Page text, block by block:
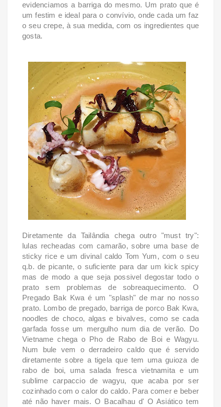
evidenciamos a barriga do mesmo. Um prato que é
um festim e ideal para o convívio, onde cada um faz
o seu crepe, à sua medida, com os ingredientes que
gosta.
Diretamente da Tailândia chega outro "must try":
lulas recheadas com camarão, sobre uma base de
sticky rice e um divinal caldo Tom Yum, com o seu
q.b. de picante, o suficiente para dar um kick spicy
mas de modo a que seja possivel degostar todo o
prato sem problemas de sobreaquecimento. O
Pregado Bak Kwa é um "splash" de mar no nosso
prato. Lombo de pregado, barriga de porco Bak Kwa,
noodles de choco, algas e bivalves, como se cada
garfada fosse um mergulho num dia de verão. Do
Vietname chega o Pho de Rabo de Boi e Wagyu.
Num bule vem o derradeiro caldo que é servido
diretamente sobre a tigela que tem uma guioza de
rabo de boi, uma salada fresca vietnamita e um
sublime carpaccio de wagyu, que acaba por ser
cozinhado com o calor do caldo. Para comer e beber
até não haver mais. O Bacalhau d' O Asiático tem